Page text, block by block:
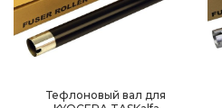
Тефлоновый вал для